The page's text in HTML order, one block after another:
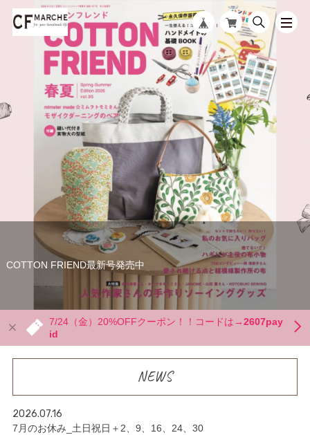
【7/24（金）開催】20％OFFクーポン配布【PAY IDアプリ限定】フ
ォロー割キャンペーン
COTTON FRIEND最新号発売中
7/24（金）20%OFFクーポン！！コードは→2607pay
id
NEWS
2026.07.16
7月のお休み_土日祝日＋2、9、16、24、30